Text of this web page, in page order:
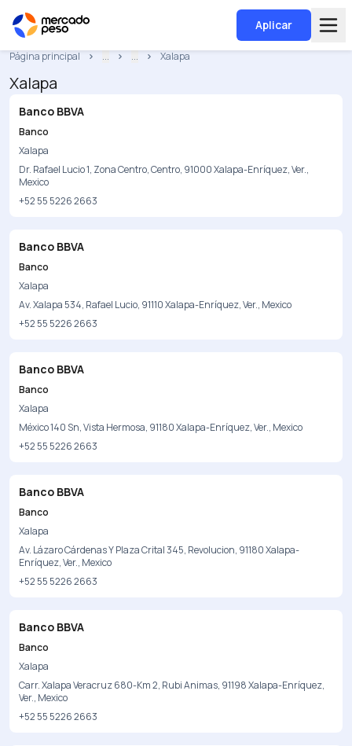
Aplicar
Página principal ... ... Xalapa
Xalapa
Banco BBVA
Banco
Xalapa
Dr. Rafael Lucio 1, Zona Centro, Centro, 91000 Xalapa-Enríquez, Ver.,
Mexico
+52 55 5226 2663
Banco BBVA
Banco
Xalapa
Av. Xalapa 534, Rafael Lucio, 91110 Xalapa-Enríquez, Ver., Mexico
+52 55 5226 2663
Banco BBVA
Banco
Xalapa
México 140 Sn, Vista Hermosa, 91180 Xalapa-Enríquez, Ver., Mexico
+52 55 5226 2663
Banco BBVA
Banco
Xalapa
Av. Lázaro Cárdenas Y Plaza Crital 345, Revolucion, 91180 Xalapa-
Enríquez, Ver., Mexico
+52 55 5226 2663
Banco BBVA
Banco
Xalapa
Carr. Xalapa Veracruz 680-Km 2, Rubi Animas, 91198 Xalapa-Enríquez,
Ver., Mexico
+52 55 5226 2663